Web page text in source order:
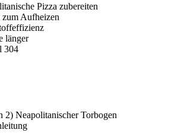
Pizza zubereiten
zum Aufheizen
länger
304
2) Neapolitanischer Torbogen